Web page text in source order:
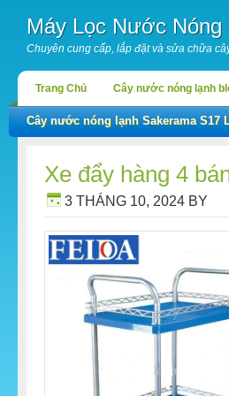
Máy Lọc Nước Nóng
Chuyên cung cấp, lắp đặt và sửa chữa
Trang Chủ Cây nước nóng lạnh
Cây nước nóng lạnh Sakerama S17
Xe đẩy hàng 4
3 THÁNG 10, 2024 BY